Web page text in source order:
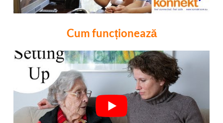
Cum funcționează